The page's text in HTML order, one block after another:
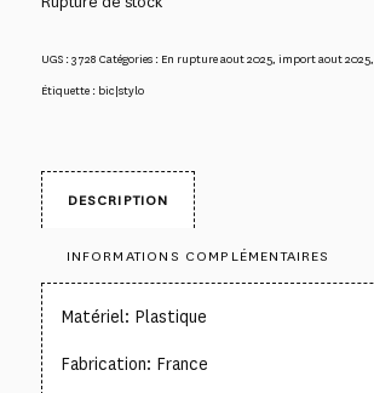
UGS :3728 Catégories : En rupture aout 2025, import aout 2025,
Étiquette : bic|stylo
DESCRIPTION
INFORMATIONS COMPLÉMENTAIRES
Matériel: Plastique
Fabrication: France